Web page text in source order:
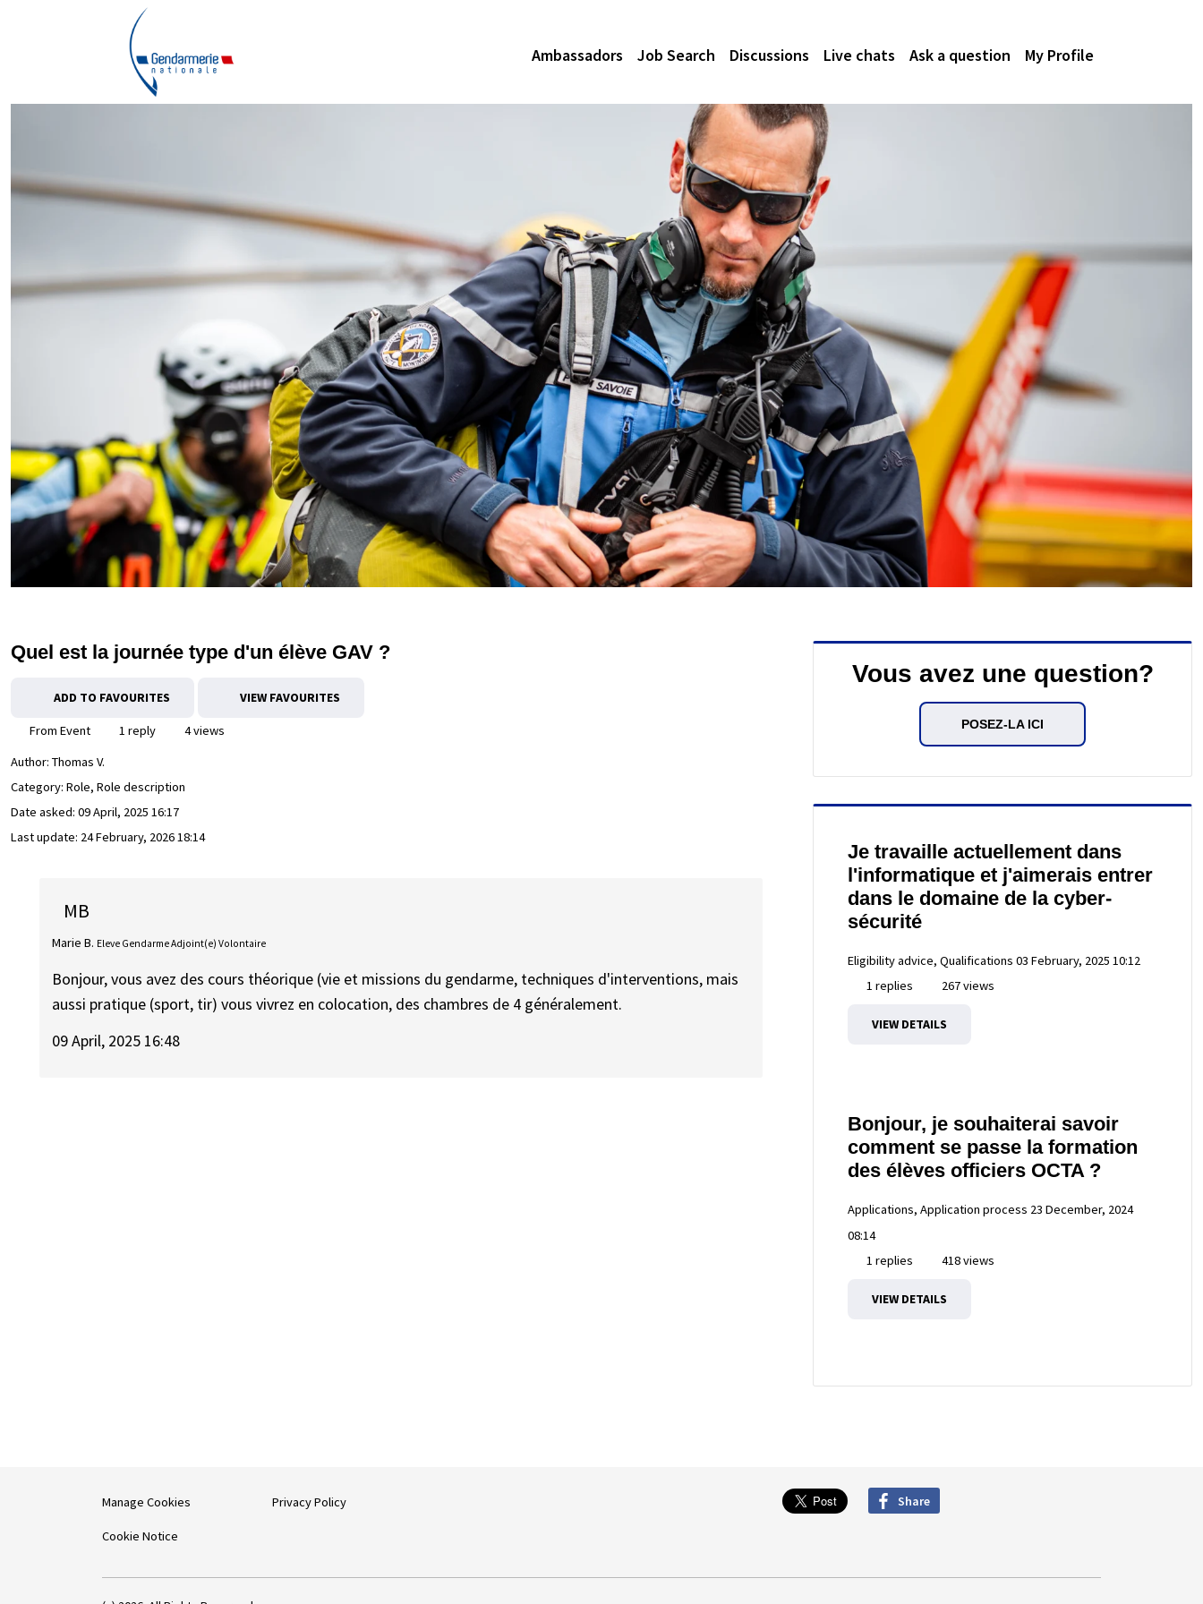
Ambassadors Job Search Discussions Live chats Ask a question My Profile
Quel est la journée type d'un élève GAV ?
ADD TO FAVOURITES VIEW FAVOURITES
From Event 1 reply
4 views
Author: Thomas V.
Category: Role, Role description
Date asked: 09 April, 2025 16:17
Last update: 24 February, 2026 18:14
MB
Marie B. Eleve Gendarme Adjoint(e) Volontaire
Bonjour, vous avez des cours théorique (vie et missions du gendarme, techniques d'interventions, mais
aussi pratique (sport, tir) vous vivrez en colocation, des chambres de 4 généralement.
09 April, 2025 16:48
Vous avez une question?
POSEZ-LA ICI
Je travaille actuellement dans
l'informatique et j'aimerais entrer
dans le domaine de la cyber-
sécurité
Eligibility advice, Qualifications 03 February, 2025 10:12
1 replies
267 views
VIEW DETAILS
Bonjour, je souhaiterai savoir
comment se passe la formation
des élèves officiers OCTA ?
Applications, Application process 23 December, 2024
08:14
1 replies
418 views
VIEW DETAILS
Manage Cookies
Cookie Notice
Privacy Policy Share